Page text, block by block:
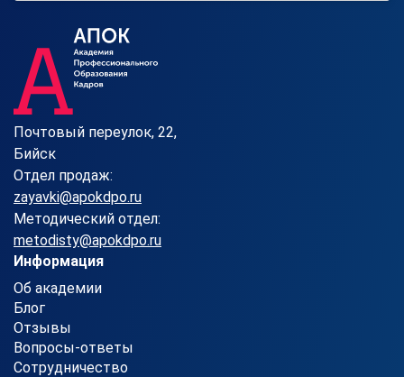
Почтовый переулок, 22,
Бийск
Отдел продаж:
zayavki@apokdpo.ru
Методический отдел:
metodisty@apokdpo.ru
Информация
Об академии
Блог
Отзывы
Вопросы-ответы
Сотрудничество